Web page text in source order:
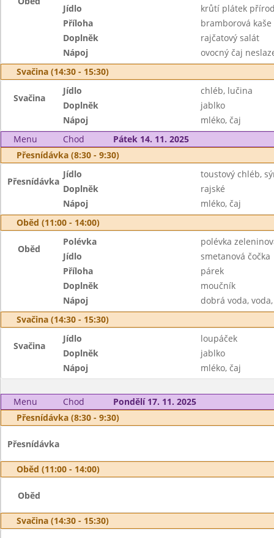
Jídlo
krůtí plátek
Příloha
bramborová kaše
Doplněk
rajčatový salát
Nápoj
ovocný čaj
Svačina (14:30 - 15:30)
Svačina
Jídlo
chléb, lučina
Doplněk
jablko
Nápoj
mléko, čaj
Menu
Chod
Pátek 14. 11. 2025
Přesnídávka (8:30 - 9:30)
Přesnídávka
Jídlo
toustový chléb,
Doplněk
rajské
Nápoj
mléko, čaj
Oběd (11:00 - 14:00)
Oběd
Polévka
polévka
Jídlo
smetanová čočka
Příloha
párek
Doplněk
moučník
Nápoj
dobrá voda,
Svačina (14:30 - 15:30)
Svačina
Jídlo
loupáček
Doplněk
jablko
Nápoj
mléko, čaj
Menu Chod
Pondělí 17. 11. 2025
Přesnídávka (8:30 - 9:30)
Přesnídávka
Oběd (11:00 - 14:00)
Oběd
Svačina (14:30 - 15:30)